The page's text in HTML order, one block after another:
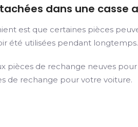
dans une casse
est que certaines pièces
été utilisées pendant
pièces de rechange neuves
de rechange pour votre voiture.